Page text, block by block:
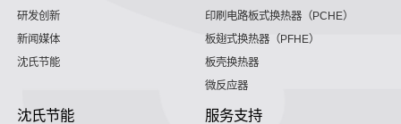
研发创新
新闻媒体
沈氏节能
印刷电路板式换热器（PCHE）
板翅式换热器（PFHE）
板壳换热器
微反应器
沈氏节能 服务支持